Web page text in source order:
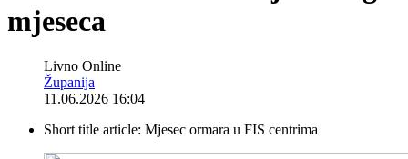
mjeseca
Livno Online
Županija
11.06.2026 16:04
Short title article: Mjesec ormara u FIS centrima